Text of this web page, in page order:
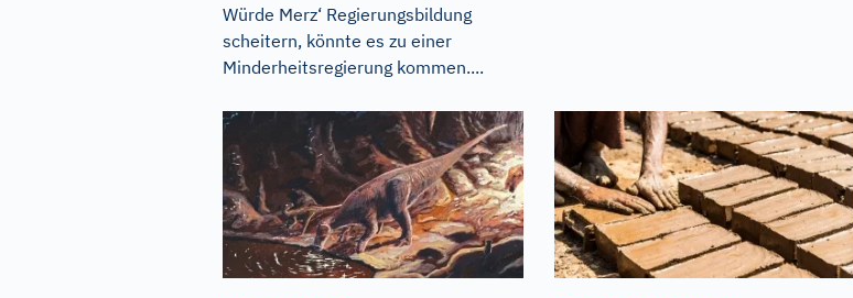
Würde Merz‘ Regierungsbildung
scheitern, könnte es zu einer
Minderheitsregierung kommen....